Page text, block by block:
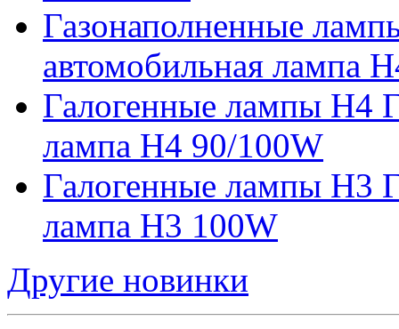
Газонаполненные
автомобильная лампа
Галогенные лампы H4
лампа H4 90/100W
Галогенные лампы H3
лампа H3 100W
Другие новинки